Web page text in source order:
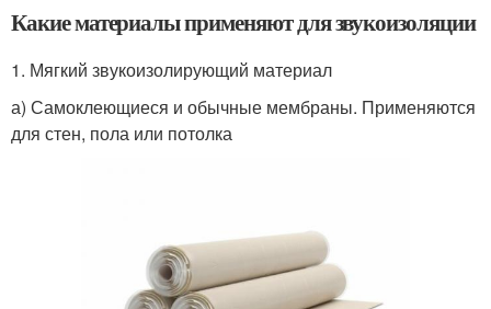
Какие материалы применяют для звукоизоляции
1. Мягкий звукоизолирующий материал
а) Самоклеющиеся и обычные мембраны. Применяются
для стен, пола или потолка